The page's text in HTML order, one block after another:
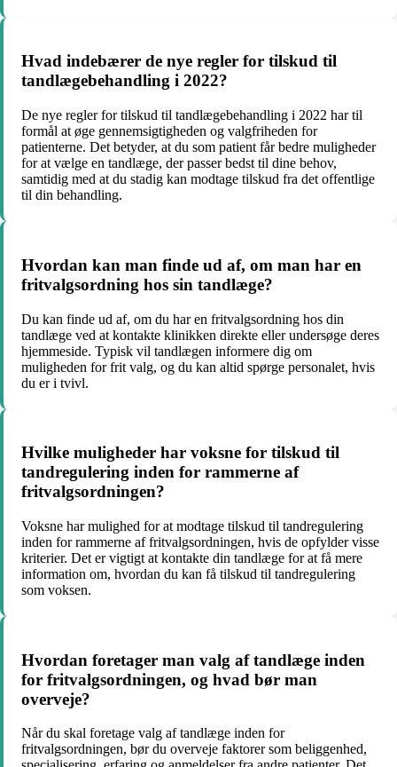
Hvad indebærer de nye regler for tilskud til
tandlægebehandling i 2022?
De nye regler for tilskud til tandlægebehandling i 2022 har til
formål at øge gennemsigtigheden og valgfriheden for
patienterne. Det betyder, at du som patient får bedre muligheder
for at vælge en tandlæge, der passer bedst til dine behov,
samtidig med at du stadig kan modtage tilskud fra det offentlige
til din behandling.
Hvordan kan man finde ud af, om man har en
fritvalgsordning hos sin tandlæge?
Du kan finde ud af, om du har en fritvalgsordning hos din
tandlæge ved at kontakte klinikken direkte eller undersøge deres
hjemmeside. Typisk vil tandlægen informere dig om
muligheden for frit valg, og du kan altid spørge personalet, hvis
du er i tvivl.
Hvilke muligheder har voksne for tilskud til
tandregulering inden for rammerne af
fritvalgsordningen?
Voksne har mulighed for at modtage tilskud til tandregulering
inden for rammerne af fritvalgsordningen, hvis de opfylder visse
kriterier. Det er vigtigt at kontakte din tandlæge for at få mere
information om, hvordan du kan få tilskud til tandregulering
som voksen.
Hvordan foretager man valg af tandlæge inden
for fritvalgsordningen, og hvad bør man
overveje?
Når du skal foretage valg af tandlæge inden for
fritvalgsordningen, bør du overveje faktorer som beliggenhed,